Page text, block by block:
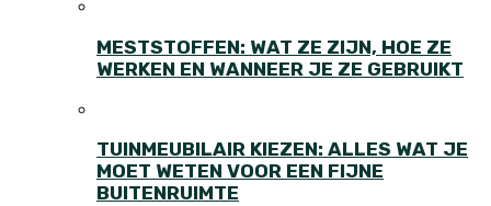
MESTSTOFFEN: WAT ZE ZIJN, HOE ZE
WERKEN EN WANNEER JE ZE GEBRUIKT
TUINMEUBILAIR KIEZEN: ALLES WAT JE
MOET WETEN VOOR EEN FIJNE
BUITENRUIMTE